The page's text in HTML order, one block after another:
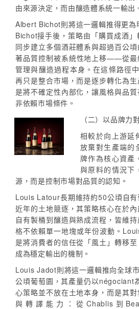
由來源決定，而由釀造體系統一輸出
Albert Bichot則將這一邏輯推得更
Bichot接手後，策略由「購買成酒
同步建立多個酒莊體系與超過百公
著品質控制被系統性地上移——從最
管理與釀造過程本身。在這條路徑
再只是整合市場，而是逐步轉化為生
是將不確定性內部化，讓風格與品
非依賴市場條件。
（二）以品牌力
相較於向上游延
放棄對生產端的
牌作為核心資產
與原料的情況下
源，而是控制市場對品質的認知。
Louis Latour長期維持約50公頃自
近年的土地競逐，其策略核心在於
自有製桶到釀造與熟成流程，皆維
格不依賴單一地塊或年份波動。
是將消費者的信任從「風土」轉移
成為穩定輸出的機制。
Louis Jadot則將這一邏輯推向全球
公頃葡萄園，其產量仍以négociant
心策略並不放在土地本身，而是其
與轉譯能力：從Chablis到